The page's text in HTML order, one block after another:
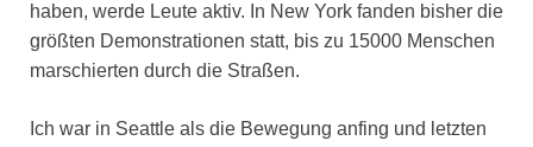
haben, werde Leute aktiv. In New York fanden bisher die
größten Demonstrationen statt, bis zu 15000 Menschen
marschierten durch die Straßen.
Ich war in Seattle als die Bewegung anfing und letzten